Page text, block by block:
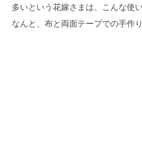
多いという花嫁さまは、こんな使
なんと、布と両面テープでの手作